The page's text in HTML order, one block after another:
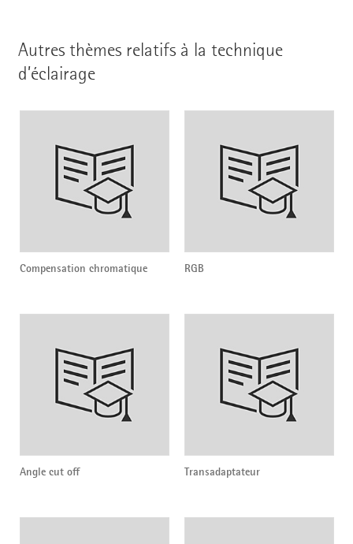
Autres thèmes relatifs à la technique
d’éclairage
Compensation chromatique RGB
Angle cut off Transadaptateur